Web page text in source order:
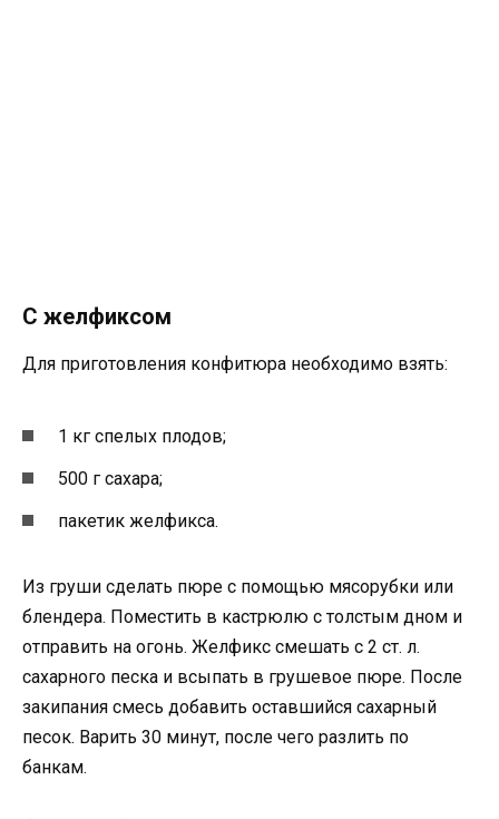
С желфиксом
Для приготовления конфитюра необходимо взять:
1 кг спелых плодов;
500 г сахара;
пакетик желфикса.
Из груши сделать пюре с помощью мясорубки или
блендера. Поместить в кастрюлю с толстым дном и
отправить на огонь. Желфикс смешать с 2 ст. л.
сахарного песка и всыпать в грушевое пюре. После
закипания смесь добавить оставшийся сахарный
песок. Варить 30 минут, после чего разлить по
банкам.